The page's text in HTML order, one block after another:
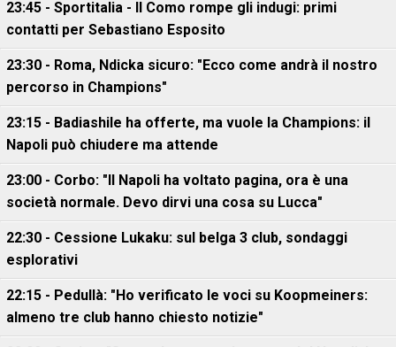
23:45 - Sportitalia - Il Como rompe gli indugi: primi
contatti per Sebastiano Esposito
23:30 - Roma, Ndicka sicuro: "Ecco come andrà il nostro
percorso in Champions"
23:15 - Badiashile ha offerte, ma vuole la Champions: il
Napoli può chiudere ma attende
23:00 - Corbo: "Il Napoli ha voltato pagina, ora è una
società normale. Devo dirvi una cosa su Lucca"
22:30 - Cessione Lukaku: sul belga 3 club, sondaggi
esplorativi
22:15 - Pedullà: "Ho verificato le voci su Koopmeiners:
almeno tre club hanno chiesto notizie"